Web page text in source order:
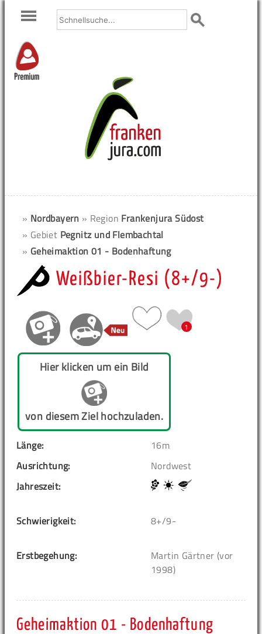
Premium
» Nordbayern » Region Frankenjura Südost
» Gebiet Pegnitz und Flembachtal
» Geheimaktion 01 - Bodenhaftung
Weißbier-Resi (8+/9-)
1
Hier klicken um ein Bild
von diesem Ziel hochzuladen.
Länge:
16m
Ausrichtung:
Nordwest
Jahreszeit:
Schwierigkeit: 8+/9-
Erstbegehung:
Martin Gärtner (vor
1998)
Geheimaktion 01 - Bodenhaftung